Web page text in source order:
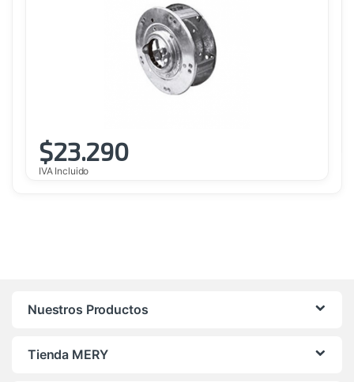
$23.290
IVA Incluido
Nuestros Productos
Tienda MERY